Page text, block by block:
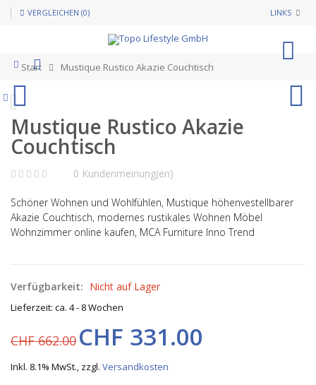
VERGLEICHEN (0) LINKS
Start Mustique Rustico Akazie Couchtisch
Mustique Rustico Akazie
Couchtisch
0 Kundenmeinung(en)
Schöner Wohnen und Wohlfühlen, Mustique höhenvestellbarer
Akazie Couchtisch, modernes rustikales Wohnen Möbel
Wohnzimmer online kaufen, MCA Furniture Inno Trend
Verfügbarkeit: Nicht auf Lager
Lieferzeit: ca. 4 - 8 Wochen
CHF 662.00 CHF 331.00
Inkl. 8.1% MwSt., zzgl. Versandkosten